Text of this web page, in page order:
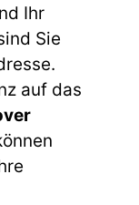
Ihr
Sie
auf das